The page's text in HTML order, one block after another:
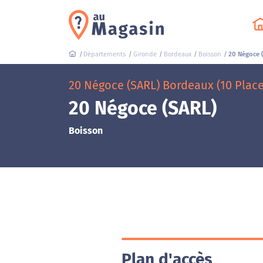
Départements Gironde Bordeaux Boisson 20 Négoce
20 Négoce (SARL) Bordeaux (10
20 Négoce (SARL)
Boisson